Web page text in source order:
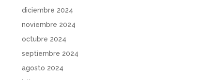
diciembre 2024
noviembre 2024
octubre 2024
septiembre 2024
agosto 2024